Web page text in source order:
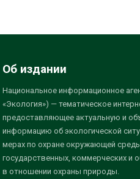
Об издании
Национальное информационное
«Экология») — тематическое
предоставляющее актуальную и
информацию об экологической
мерах по охране окружающей
государственных, коммерческих и
в отношении охраны природы.